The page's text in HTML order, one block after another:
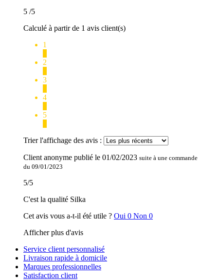
5 /5
Calculé à partir de 1 avis client(s)
1
2
3
4
5
Trier l'affichage des avis :
Client anonyme publié le 01/02/2023 suite à une commande
du 09/01/2023
5/5
C'est la qualité Silka
Cet avis vous a-t-il été utile ? Oui 0 Non 0
Afficher plus d'avis
Service client personnalisé
Livraison rapide à domicile
Marques professionnelles
Satisfaction client